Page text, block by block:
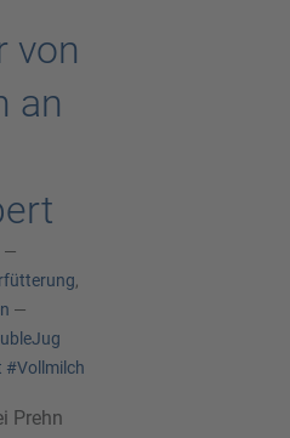
von
an
—
,
—
#Vollmilch
Prehn